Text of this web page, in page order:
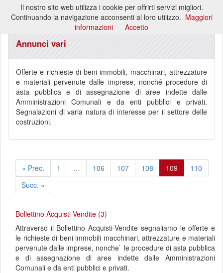
Annunci vari
Offerte e richieste di beni immobili, macchinari, attrezzature
e materiali pervenute dalle imprese, nonché procedure di
asta pubblica e di assegnazione di aree indette dalle
Amministrazioni Comunali e da enti pubblici e privati.
Segnalazioni di varia natura di interesse per il settore delle
costruzioni.
« Prec. 1 … 106 107 108 109
110
Succ. »
Bollettino Acquisti-Vendite (3)
Attraverso il Bollettino Acquisti-Vendite segnaliamo le offerte e
le richieste di beni immobili macchinari, attrezzature e materiali
pervenute dalle imprese, nonche` le procedure di asta pubblica
e di assegnazione di aree indette dalle Amministrazioni
Comunali e da enti pubblici e privati.
Il nostro sito web utilizza i cookie per offrirti servizi migliori.
Continuando la navigazione acconsenti al loro utilizzo. Maggiori
informazioni
Accetto